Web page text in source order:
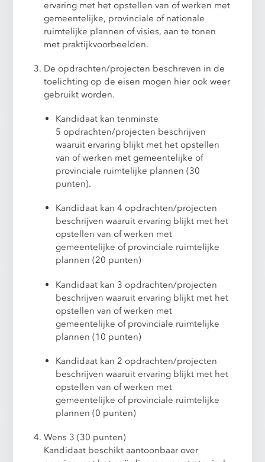
ervaring met het opstellen van of werken met
gemeentelijke, provinciale of nationale
ruimtelijke plannen of visies, aan te tonen
met praktijkvoorbeelden.
De opdrachten/projecten beschreven in de
toelichting op de eisen mogen hier ook weer
gebruikt worden.
Kandidaat kan tenminste
5 opdrachten/projecten beschrijven
waaruit ervaring blijkt met het opstellen
van of werken met gemeentelijke of
provinciale ruimtelijke plannen (30
punten).
Kandidaat kan 4 opdrachten/projecten
beschrijven waaruit ervaring blijkt met het
opstellen van of werken met
gemeentelijke of provinciale ruimtelijke
plannen (20 punten)
Kandidaat kan 3 opdrachten/projecten
beschrijven waaruit ervaring blijkt met het
opstellen van of werken met
gemeentelijke of provinciale ruimtelijke
plannen (10 punten)
Kandidaat kan 2 opdrachten/projecten
beschrijven waaruit ervaring blijkt met het
opstellen van of werken met
gemeentelijke of provinciale ruimtelijke
plannen (0 punten)
Wens 3 (30 punten)
Kandidaat beschikt aantoonbaar over